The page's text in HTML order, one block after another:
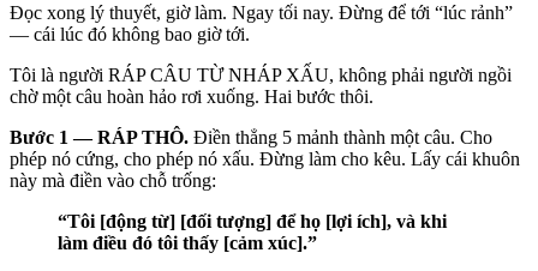
Đọc xong lý thuyết, giờ làm. Ngay tối nay. Đừng để tới “lúc rảnh”
— cái lúc đó không bao giờ tới.
Tôi là người RÁP CÂU TỪ NHÁP XẤU, không phải người ngồi
chờ một câu hoàn hảo rơi xuống. Hai bước thôi.
Bước 1 — RÁP THÔ. Điền thẳng 5 mảnh thành một câu. Cho
phép nó cứng, cho phép nó xấu. Đừng làm cho kêu. Lấy cái khuôn
này mà điền vào chỗ trống:
“Tôi [động từ] [đối tượng] để họ [lợi ích], và khi
làm điều đó tôi thấy [cảm xúc].”